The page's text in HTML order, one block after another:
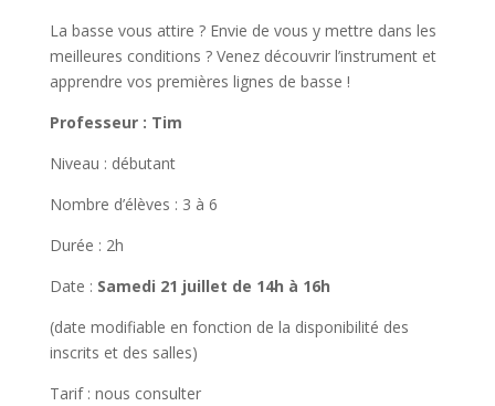
La basse vous attire ? Envie de vous y mettre dans les
meilleures conditions ? Venez découvrir l’instrument et
apprendre vos premières lignes de basse !
Professeur : Tim
Niveau : débutant
Nombre d’élèves : 3 à 6
Durée : 2h
Date : Samedi 21 juillet de 14h à 16h
(date modifiable en fonction de la disponibilité des
inscrits et des salles)
Tarif : nous consulter